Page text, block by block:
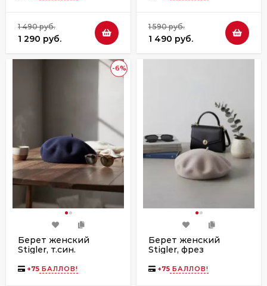
1 490 руб.
1 290 руб.
1 590 руб.
1 490 руб.
-6%
Берет женский
Stigler, т.син.
+75 БАЛЛОВ!
Берет женский
Stigler, фрез
+75 БАЛЛОВ!